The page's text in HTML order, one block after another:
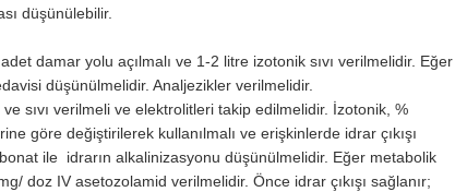
düşünülebilir.
damar yolu açılmalı ve 1-2 lit­re izotonik sıvı verilmelidir. Eğer
düşünülmelidir. Analjezikler veril­melidir.
sıvı ve­rilmeli ve elektrolitleri takip edilmelidir. İzotonik, %
göre değiştirilerek kul­lanılmalı ve erişkinlerde idrar çıkışı
ile idrarın alkalinizasyonu düşünülmelidir. Eğer metabolik
doz IV asetozolamid verilmelidir. Önce idrar çıkışı sağlanır;